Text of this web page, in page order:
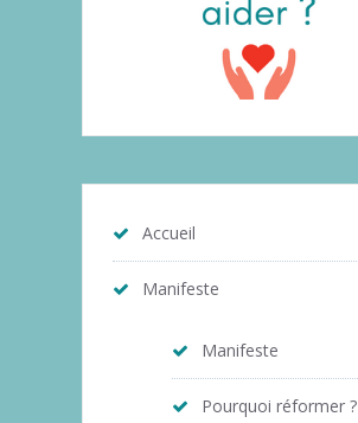
Accueil
Manifeste
Manifeste
Pourquoi réformer ?